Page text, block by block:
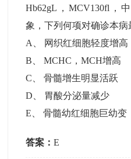
Hb62gL，MCV130fl，
象，下列何项对确诊本
A
网织红细胞轻度增高
B 、MCHC，MCH增高
C 、骨髓增生明显活跃
D
胃酸分泌量减少
E 、骨髓幼红细胞巨幼变
答案：E